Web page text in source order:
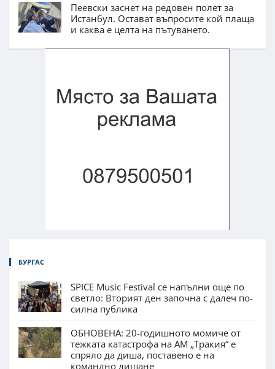
Пеевски заснет на редовен полет за
Истанбул. Остават въпросите кой плаща
и каква е целта на пътуването.
БУРГАС
SPICE Music Festival се напълни още по
светло: Вторият ден започна с далеч по-
силна публика
ОБНОВЕНА: 20-годишното момиче от
тежката катастрофа на АМ „Тракия“ е
спряло да диша, поставено е на
командно дишане